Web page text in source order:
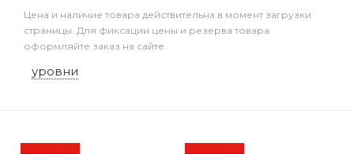
Цена и наличие товара действительна в момент загрузки
страницы. Для фиксации цены и резерва товара
оформляйте заказ на сайте.
уровни